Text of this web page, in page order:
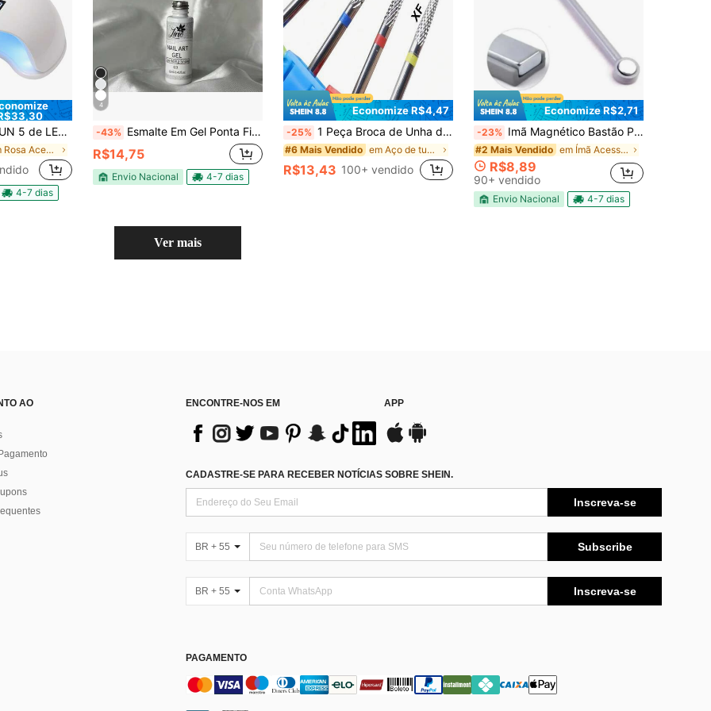
Acrigel Secagem Rápida Branca Rosa
em Rosa Acessórios para Nail Art
4-7 dias
4
-43% Esmalte Em Gel Ponta Fina 12 ml
R$14,75
Envio Nacional 4-7 dias
Economize R$4,47
-25% 1 Peça Broca de Unha de Carboneto de Tungstênio 3/32 Polegada, Removedor de Cutícula, Limpador de Unhas, Removedor de Pele Morta, Preparação de Unhas para Arquivo de Unhas Elétrico, Ferramentas de Manicure e Pedicure, Uso Profissional e Doméstico
#6 Mais Vendido em Aço de tungstênio Brocas para pregos
R$13,43 100+ vendido
Economize R$2,71
-23% Imã Magnético Bastão Para Unhas Esmalte Cat Eyes Olho De Gato
#2 Mais Vendido em Ímã Acessórios para Nail Art
R$8,89
90+ vendido
Envio Nacional 4-7 dias
Ver mais
AO
ENCONTRE-NOS EM APP
CADASTRE-SE PARA RECEBER NOTÍCIAS SOBRE SHEIN.
Inscreva-se
BR + 55 Subscribe
BR + 55 Inscreva-se
PAGAMENTO